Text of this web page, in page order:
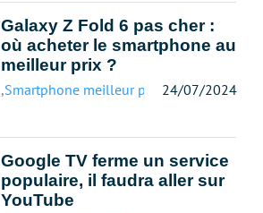
Galaxy Z Fold 6 pas cher :
où acheter le smartphone au
meilleur prix ?
,Smartphone meilleur prix 24/07/2024
Google TV ferme un service
populaire, il faudra aller sur
YouTube